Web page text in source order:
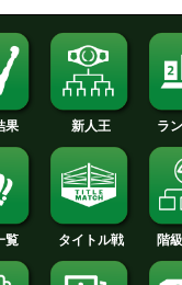
2011年
2010年
2009年